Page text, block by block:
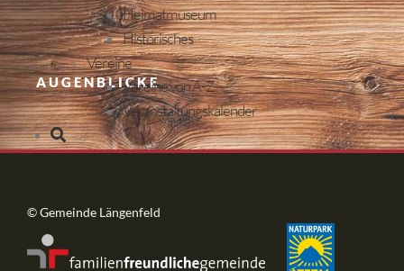
Heimatmuseum
Historisches
Vereine
Vereine von A-Z
Veranstaltungskalender
AUGENBLICKE
© Gemeinde Längenfeld